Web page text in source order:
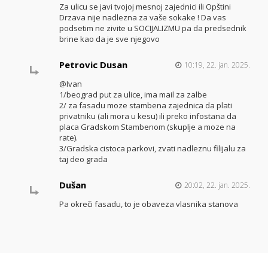
Za ulicu se javi tvojoj mesnoj zajednici ili Opštini
Drzava nije nadlezna za vaše sokake ! Da vas
podsetim ne zivite u SOCIJALIZMU pa da predsednik
brine kao da je sve njegovo
Petrovic Dusan 10:19, 22. jan. 2025.
@Ivan
1/beograd put za ulice, ima mail za zalbe
2/ za fasadu moze stambena zajednica da plati
privatniku (ali mora u kesu) ili preko infostana da
placa Gradskom Stambenom (skuplje a moze na
rate).
3/Gradska cistoca parkovi, zvati nadleznu filijalu za
taj deo grada
Dušan 20:02, 22. jan. 2025.
Pa okreči fasadu, to je obaveza vlasnika stanova